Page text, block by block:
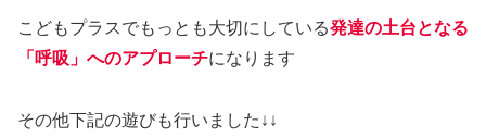
こどもプラスでもっとも大切にしている発達の土台となる
「呼吸」へのアプローチになります
その他下記の遊びも行いました↓↓